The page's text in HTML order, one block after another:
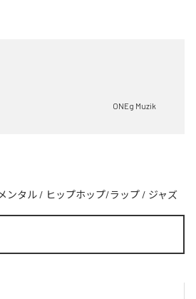
ONEg Muzik
ンタル / ヒップホップ/ラップ / ジャズ